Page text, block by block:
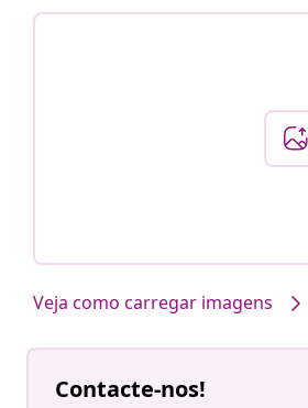
Veja como carregar imagens
Contacte-nos!